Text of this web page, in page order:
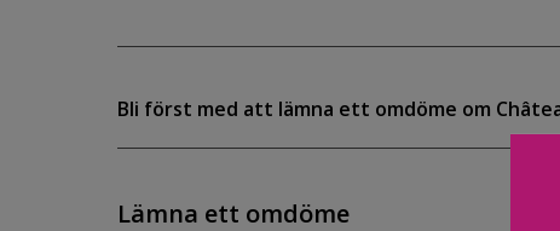
Bli först med att lämna ett omdöme om
Lämna ett omdöme